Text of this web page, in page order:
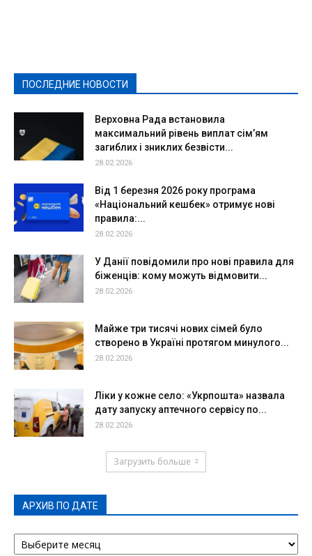
ПОСЛЕДНИЕ НОВОСТИ
Верховна Рада встановила
максимальний рівень виплат сім’ям
загиблих і зниклих безвісти...
28.02.2026
Від 1 березня 2026 року програма
«Національний кешбек» отримує нові
правила:...
28.02.2026
У Данії повідомили про нові правила для
біженців: кому можуть відмовити...
28.02.2026
Майже три тисячі нових сімей було
створено в Україні протягом минулого...
28.02.2026
Ліки у кожне село: «Укрпошта» назвала
дату запуску аптечного сервісу по...
28.02.2026
Загрузить больше
АРХИВ ПО ДАТЕ
АРХИВ
ПО